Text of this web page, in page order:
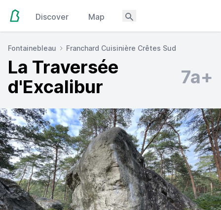
Discover Map
Fontainebleau Franchard Cuisinière Crêtes Sud
La Traversée
d'Excalibur
7a+